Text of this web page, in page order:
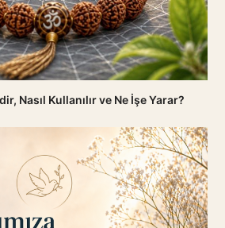
Nasıl Kullanılır ve Ne İşe Yarar?